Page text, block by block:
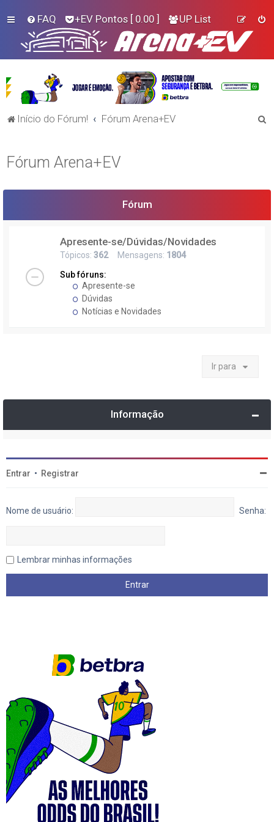
FAQ +EV Pontos [ 0.00 ] UP List
Início do Fórum! Fórum Arena+EV
s
Fórum Arena+EV
Fórum
Apresente-se/Dúvidas/Novidades
Tópicos: 362Mensagens: 1804
Sub fóruns:
Apresente-se
Dúvidas
Notícias e Novidades
Ir para
Informação
Entrar • Registrar
Nome de usuário: Senha:
Lembrar minhas informações